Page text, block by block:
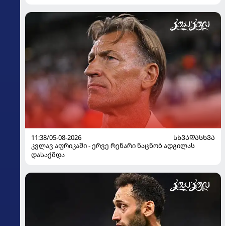
11:38/05-08-2026
ᲡᲮᲕᲐᲓᲐᲡᲮᲕᲐ
კვლავ აფრიკაში - ერვე რენარი ნაცნობ ადგილას
დასაქმდა